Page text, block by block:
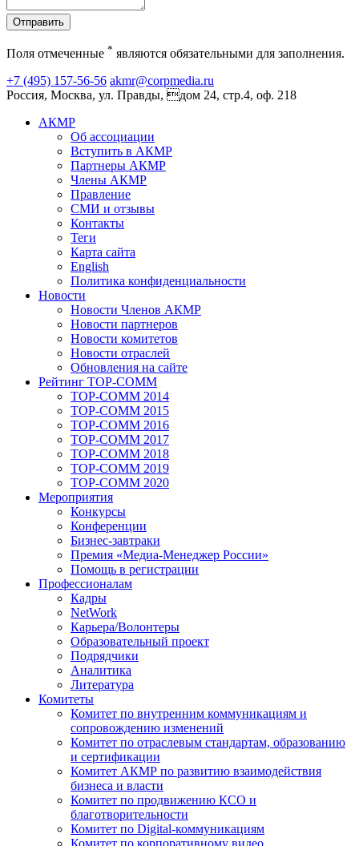
Отправить
Поля отмеченные * являются обязательными для заполнения.
+7 (495) 157-56-56 akmr@corpmedia.ru
Россия, Москва, ул. Правды, дом 24, стр.4, оф. 218
АКМР
Об ассоциации
Вступить в АКМР
Партнеры АКМР
Члены АКМР
Правление
СМИ и отзывы
Контакты
Теги
Карта сайта
English
Политика конфиденциальности
Новости
Новости Членов АКМР
Новости партнеров
Новости комитетов
Новости отраслей
Обновления на сайте
Рейтинг TOP-COMM
TOP-COMM 2014
TOP-COMM 2015
TOP-COMM 2016
TOP-COMM 2017
TOP-COMM 2018
TOP-COMM 2019
TOP-COMM 2020
Мероприятия
Конкурсы
Конференции
Бизнес-завтраки
Премия «Медиа-Менеджер России»
Помощь в регистрации
Профессионалам
Кадры
NetWork
Карьера/Волонтеры
Образовательный проект
Подрядчики
Аналитика
Литература
Комитеты
Комитет по внутренним коммуникациям и
сопровождению изменений
Комитет по отраслевым стандартам, образованию
и сертификации
Комитет АКМР по развитию взаимодействия
бизнеса и власти
Комитет по продвижению КСО и
благотворительности
Комитет по Digital-коммуникациям